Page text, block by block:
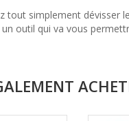
simplement dévisser
outil qui va vous